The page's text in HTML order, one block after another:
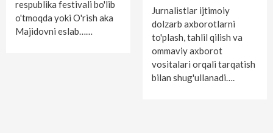
respublika festivali bo'lib
o'tmoqda yoki O'rish aka
Majidovni eslab……
Jurnalistlar ijtimoiy
dolzarb axborotlarni
to'plash, tahlil qilish va
ommaviy axborot
vositalari orqali tarqatish
bilan shug'ullanadi….